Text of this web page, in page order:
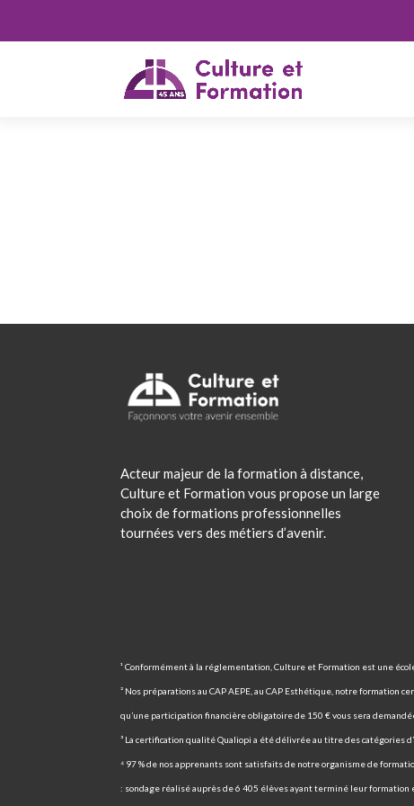
Acteur majeur de la formation à distance,
Culture et Formation vous propose un large
choix de formations professionnelles
tournées vers des métiers d’avenir.
¹ Conformément à la réglementation, Culture et Formation est une
² Nos préparations au CAP AEPE, au CAP Esthétique, notre
qu’une participation financière obligatoire de 150 € vous sera
³ La certification qualité Qualiopi a été délivrée au titre des catégories
⁴ 97 % de nos apprenants sont satisfaits de notre organisme de
: sondage réalisé auprès de 6 405 élèves ayant terminé leur formation